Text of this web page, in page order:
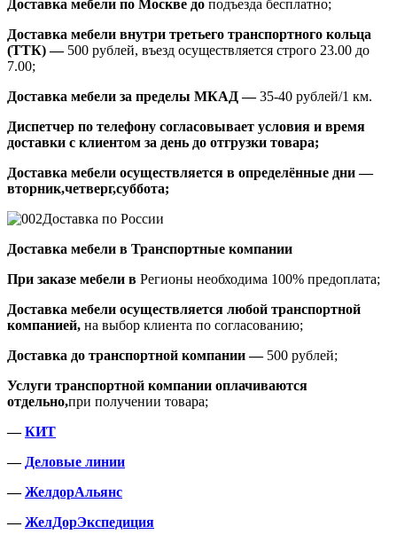
Доставка мебели по Москве до подъезда бесплатно;
Доставка мебели внутри третьего транспортного кольца
(ТТК) —500 рублей, въезд осуществляется строго 23.00 до
7.00;
Доставка мебели за пределы МКАД —35-40 рублей/1 км.
Диспетчер по телефону согласовывает условия и время
доставки с клиентом за день до отгрузки товара;
Доставка мебели осуществляется в определённые дни —
вторник,четверг,суббота;
Доставка по России
Доставка мебели в Транспортные компании
При заказе мебели в Регионы необходима 100% предоплата;
Доставка мебели осуществляется любой транспортной
компанией, на выбор клиента по согласованию;
Доставка до транспортной компании —500 рублей;
Услуги транспортной компании оплачиваются
отдельно,при получении товара;
—КИТ
— Деловые линии
—ЖелдорАльянс
—ЖелДорЭкспедиция